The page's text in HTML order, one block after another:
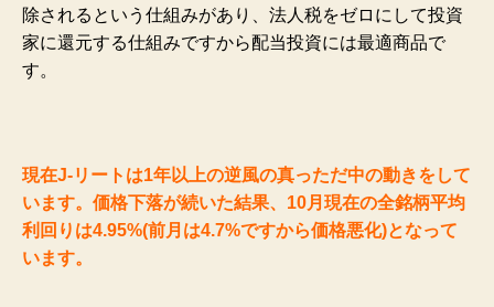
除されるという仕組みがあり、法人税をゼロにして投資
家に還元する仕組みですから配当投資には最適商品で
す。
現在J-リートは1年以上の逆風の真っただ中の動きをして
います。価格下落が続いた結果、10月現在の全銘柄平均
利回りは4.95%(前月は4.7%ですから価格悪化)となって
います。